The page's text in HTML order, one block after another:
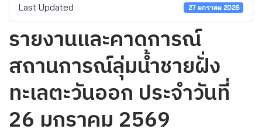
Last Updated 27 มกราคม 2026
รายงานและคาดการณ์
สถานการณ์ลุ่มน้ำชายฝั่ง
ทะเลตะวันออก ประจำวันที่
26 มกราคม 2569